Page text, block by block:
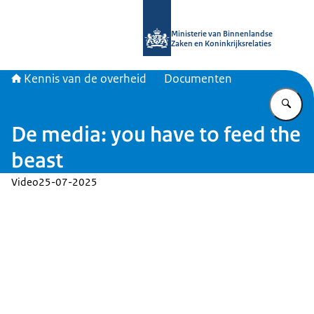
Ministerie van Binnenlandse
Zaken en Koninkrijksrelaties
Kennis van de overheid Documenten
De media: you have to feed the
beast
Video25-07-2025